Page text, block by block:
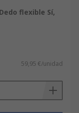
flexible Sí,
59,95 €/unidad